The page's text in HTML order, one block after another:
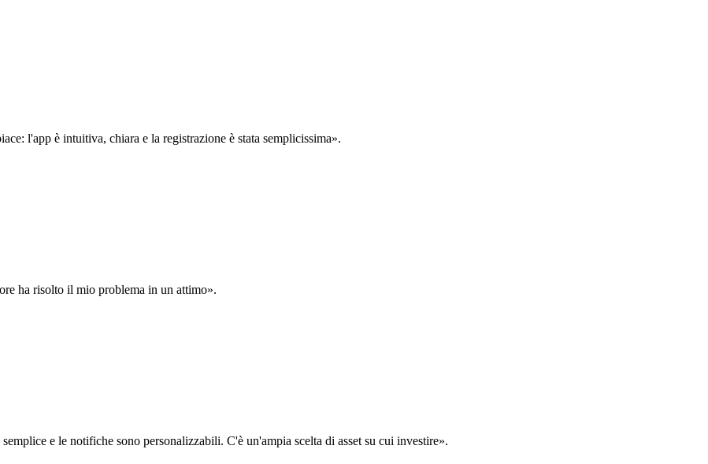
l'app è intuitiva, chiara e la registrazione è stata semplicissima».
ha risolto il mio problema in un attimo».
e le notifiche sono personalizzabili. C'è un'ampia scelta di asset su cui investire».